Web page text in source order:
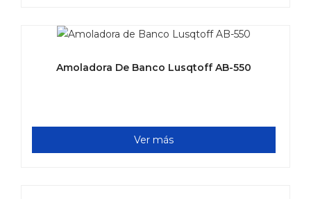
Amoladora De Banco Lusqtoff AB-550
Ver más